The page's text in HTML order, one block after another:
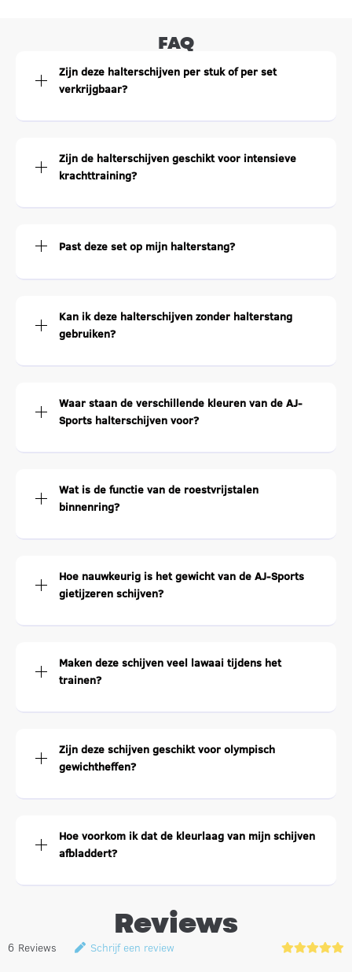
FAQ
Zijn deze halterschijven per stuk of per set
verkrijgbaar?
Zijn de halterschijven geschikt voor intensieve
krachttraining?
Past deze set op mijn halterstang?
Kan ik deze halterschijven zonder halterstang
gebruiken?
Waar staan de verschillende kleuren van de AJ-
Sports halterschijven voor?
Wat is de functie van de roestvrijstalen
binnenring?
Hoe nauwkeurig is het gewicht van de AJ-Sports
gietijzeren schijven?
Maken deze schijven veel lawaai tijdens het
trainen?
Zijn deze schijven geschikt voor olympisch
gewichtheffen?
Hoe voorkom ik dat de kleurlaag van mijn schijven
afbladdert?
Reviews
6 Reviews Schrijf een review